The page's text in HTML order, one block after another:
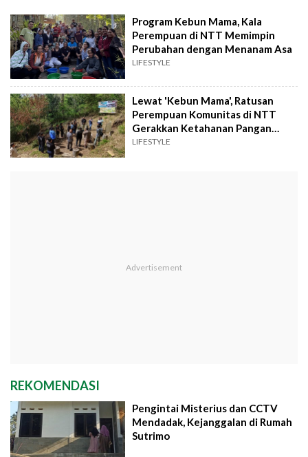
Program Kebun Mama, Kala
Perempuan di NTT Memimpin
Perubahan dengan Menanam Asa
LIFESTYLE
Lewat 'Kebun Mama', Ratusan
Perempuan Komunitas di NTT
Gerakkan Ketahanan Pangan
Lokal
LIFESTYLE
REKOMENDASI
Pengintai Misterius dan CCTV
Mendadak, Kejanggalan di Rumah
Sutrimo